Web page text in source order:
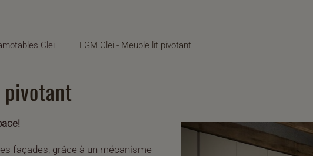
Clei LGM Clei - Meuble lit pivotant
façades, grâce à un mécanisme